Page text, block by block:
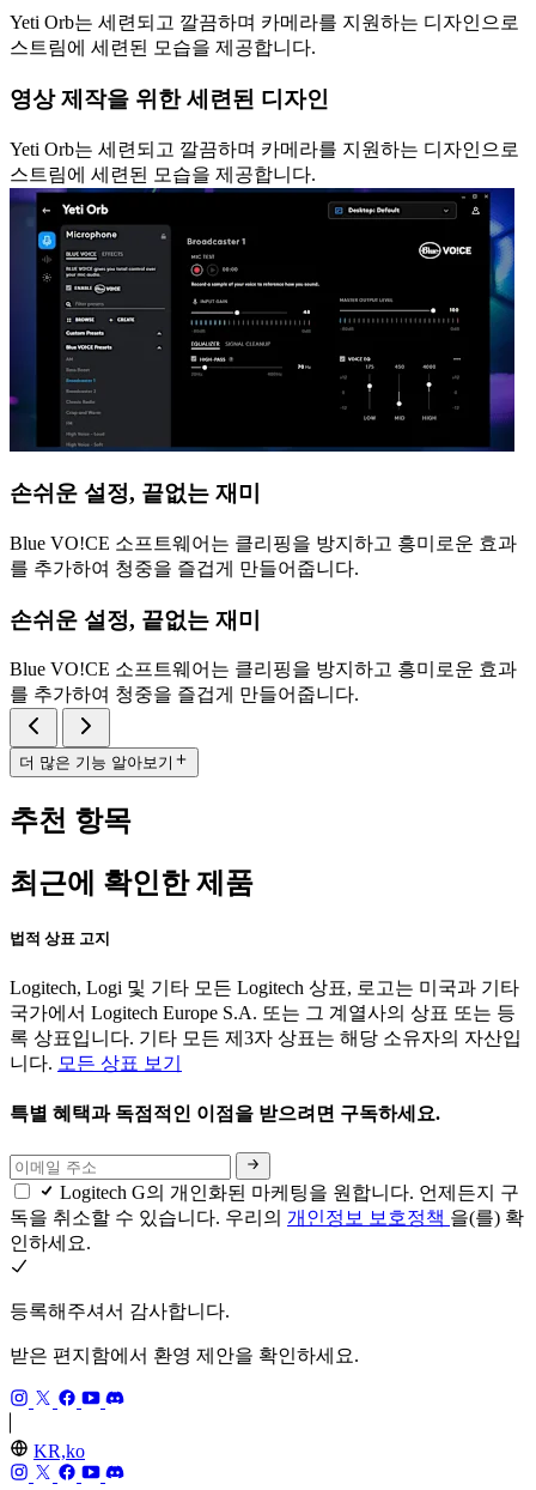
Yeti Orb는 세련되고 깔끔하며 카메라를 지원하는 디자인으로
스트림에 세련된 모습을 제공합니다.
영상 제작을 위한 세련된 디자인
Yeti Orb는 세련되고 깔끔하며 카메라를 지원하는 디자인으로
스트림에 세련된 모습을 제공합니다.
손쉬운 설정, 끝없는 재미
Blue VO!CE 소프트웨어는 클리핑을 방지하고 흥미로운 효과
를 추가하여 청중을 즐겁게 만들어줍니다.
손쉬운 설정, 끝없는 재미
Blue VO!CE 소프트웨어는 클리핑을 방지하고 흥미로운 효과
를 추가하여 청중을 즐겁게 만들어줍니다.
더 많은 기능 알아보기
추천 항목
최근에 확인한 제품
법적 상표 고지
Logitech, Logi 및 기타 모든 Logitech 상표, 로고는 미국과 기타
국가에서 Logitech Europe S.A. 또는 그 계열사의 상표 또는 등
록 상표입니다. 기타 모든 제3자 상표는 해당 소유자의 자산입
니다. 모든 상표 보기
특별 혜택과 독점적인 이점을 받으려면 구독하세요.
Logitech G의 개인화된 마케팅을 원합니다. 언제든지 구
독을 취소할 수 있습니다. 우리의 개인정보 보호정책 을(를) 확
인하세요.
등록해주셔서 감사합니다.
받은 편지함에서 환영 제안을 확인하세요.
KR,ko